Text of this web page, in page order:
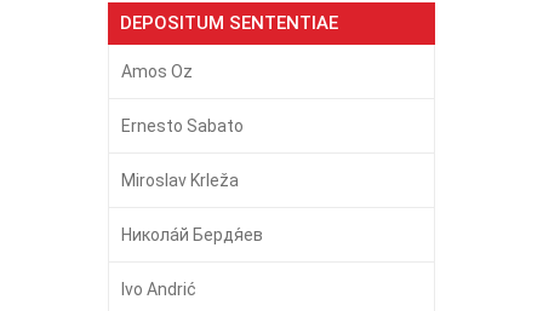
DEPOSITUM SENTENTIAE
Amos Oz
Ernesto Sabato
Miroslav Krleža
Никола́й Бердя́ев
Ivo Andrić